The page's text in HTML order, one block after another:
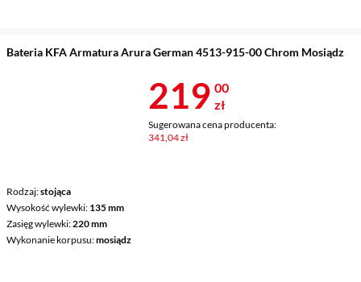
Bateria KFA Armatura Arura German 4513-915-00 Chrom Mosiądz
Rodzaj stojąca
Wysokość wylewki 135 mm
Zasięg wylewki 220 mm
Wykonanie korpusu mosiądz
Cena 219 zł
219 00
zł
Sugerowana cena producenta:
341,04 zł